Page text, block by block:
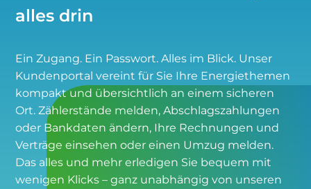
Meißener Stadtwerke
alles drin
Ein Zugang. Ein Passwort. Alles im Blick. Unser
Kundenportal vereint für Sie Ihre Energiethemen
kompakt und übersichtlich an einem sicheren
Ort. Zählerstände melden, Abschlagszahlungen
oder Bankdaten ändern, Ihre Rechnungen und
Verträge einsehen oder einen Umzug melden.
Das alles und mehr erledigen Sie bequem mit
wenigen Klicks – ganz unabhängig von unseren